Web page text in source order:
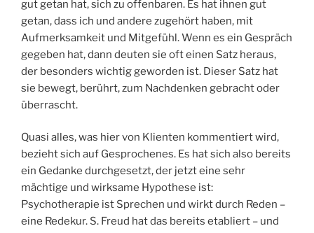
gut getan hat, sich zu offenbaren. Es hat ihnen gut
getan, dass ich und andere zugehört haben, mit
Aufmerksamkeit und Mitgefühl. Wenn es ein Gespräch
gegeben hat, dann deuten sie oft einen Satz heraus,
der besonders wichtig geworden ist. Dieser Satz hat
sie bewegt, berührt, zum Nachdenken gebracht oder
überrascht.
Quasi alles, was hier von Klienten kommentiert wird,
bezieht sich auf Gesprochenes. Es hat sich also bereits
ein Gedanke durchgesetzt, der jetzt eine sehr
mächtige und wirksame Hypothese ist:
Psychotherapie ist Sprechen und wirkt durch Reden –
eine Redekur. S. Freud hat das bereits etabliert – und